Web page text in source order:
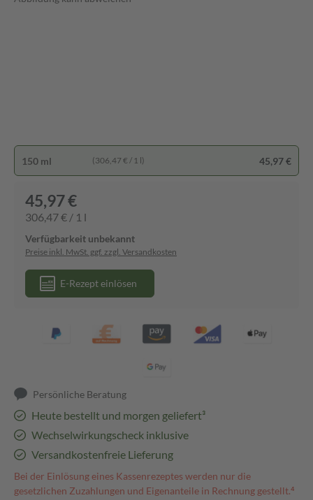
150 ml (306,47 € / 1 l) 45,97 €
45,97 €
306,47 € / 1 l
Verfügbarkeit unbekannt
Preise inkl. MwSt. ggf. zzgl. Versandkosten
E-Rezept einlösen
Persönliche Beratung
Heute bestellt und morgen geliefert³
Wechselwirkungscheck inklusive
Versandkostenfreie Lieferung
Bei der Einlösung eines Kassenrezeptes werden nur die
gesetzlichen Zuzahlungen und Eigenanteile in Rechnung gestellt.⁴